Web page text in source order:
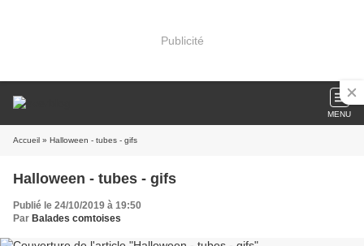
Publicité
MENU
Accueil » Halloween - tubes - gifs
Halloween - tubes - gifs
Publié le 24/10/2019 à 19:50
Par Balades comtoises